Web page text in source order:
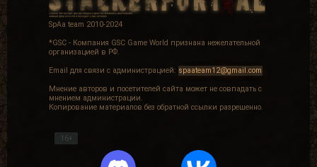
SpAa team 2010-2024
*GSC - Компания GSC Game World признана нежелательной
организацией в РФ.
Email для связи с администрацией: spaateam12@gmail.com
Мнение авторов и посетителей сайта может не совпадать с
мнением администрации.
Копирование материалов без обратной ссылки разрешенно.
16+